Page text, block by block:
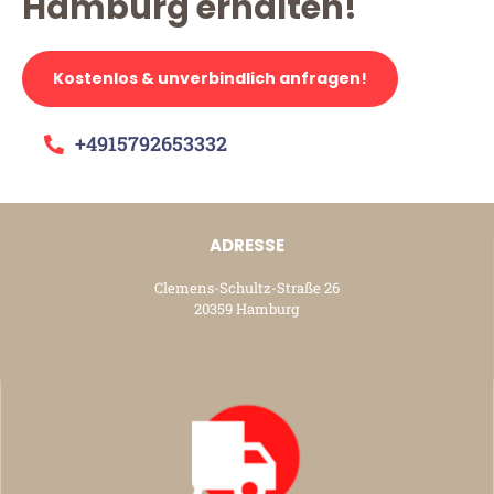
Kostenlos & unverbindlich anfragen!
+4915792653332
ADRESSE
Clemens-Schultz-Straße 26
20359 Hamburg